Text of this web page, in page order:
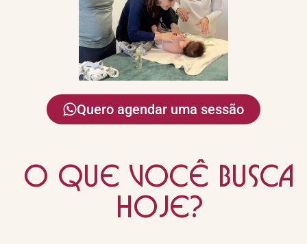
Quero agendar uma sessão
o que você busca
hoje?